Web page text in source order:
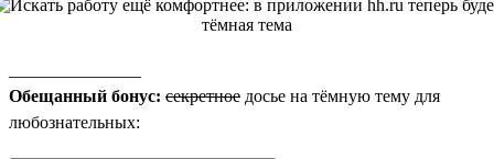
Обещанный бонус: секретное досье на тёмную тему для
любознательных: